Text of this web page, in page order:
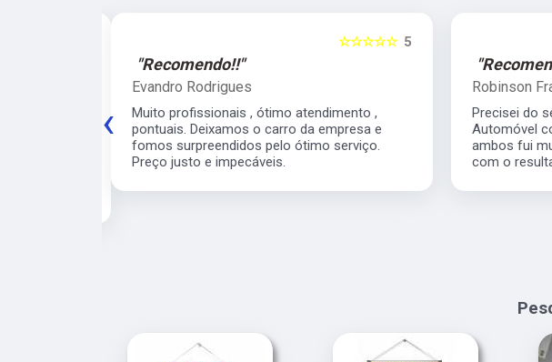
5
☆☆☆☆☆
"Recomendo!!"
Evandro Rodrigues
Muito profissionais , ótimo atendimento ,
pontuais. Deixamos o carro da empresa e
fomos surpreendidos pelo ótimo serviço.
Preço justo e impecáveis.
Robinson
Precisei do
Automóvel
ambos fui
com o
‹